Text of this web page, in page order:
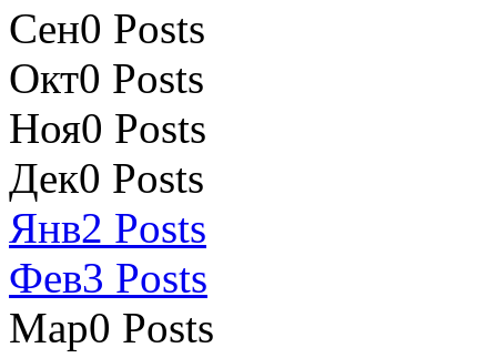
Сен0 Posts
Окт0 Posts
Ноя0 Posts
Дек0 Posts
Янв2 Posts
Фев3 Posts
Мар0 Posts